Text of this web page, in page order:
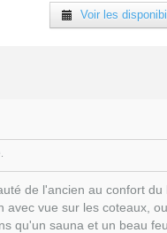
Voir les
de l'ancien au confort du
vue sur les coteaux,
qu'un sauna et un beau